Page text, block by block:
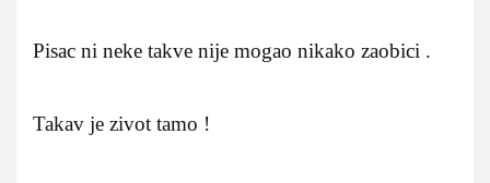
Pisac ni neke takve nije mogao nikako zaobici .
Takav je zivot tamo !